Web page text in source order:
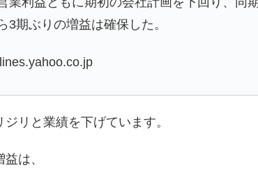
3期ぶりの増益は確保した。
ジリと業績を下げています。
は、